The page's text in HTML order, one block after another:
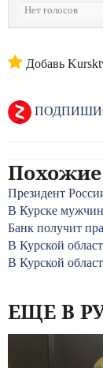
Нет голосов
Добавь
Похожие
Президент
В Курске
Банк получит
В Курской
В Курской
ЕЩЕ В